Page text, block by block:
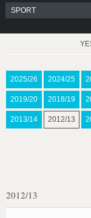
2025/26 2024/25
2019/20 2018/19
2013/14 2012/13
2012/13